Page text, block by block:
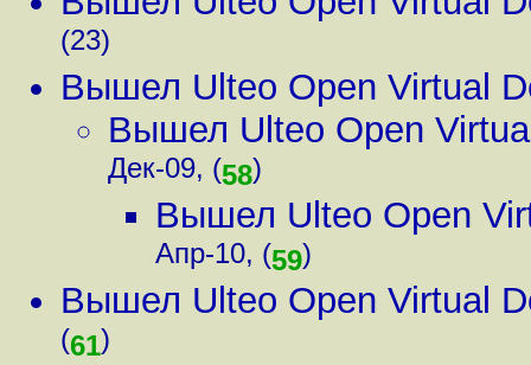
(23)
Вышел Ulteo Open Virtual
Вышел Ulteo Open
Дек-09, (58)
Вышел Ulteo Open
Апр-10, (59)
Вышел Ulteo Open Virtual
(61)